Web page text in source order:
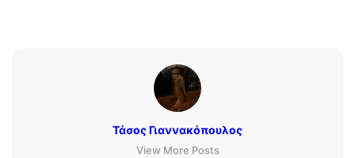
Τάσος Γιαννακόπουλος
View More Posts